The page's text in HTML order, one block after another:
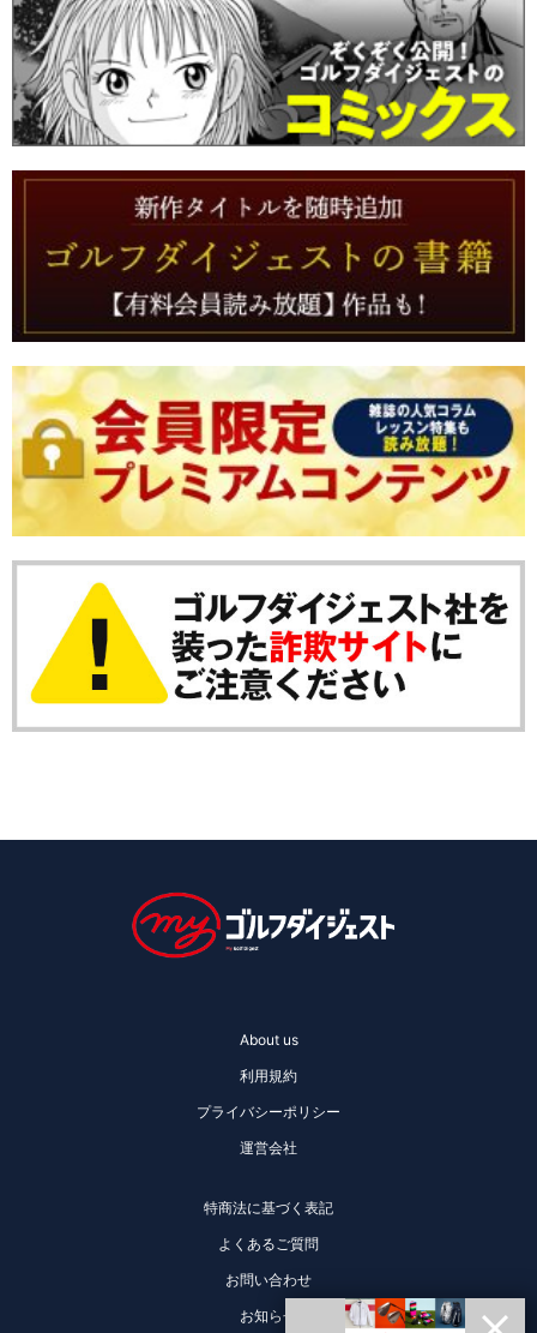
About us
利用規約
プライバシーポリシー
運営会社
特商法に基づく表記
よくあるご質問
お問い合わせ
お知らせ